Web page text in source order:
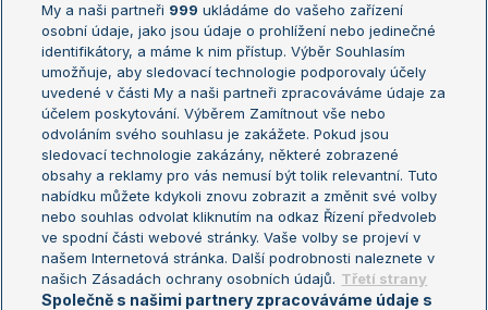
Žebříček ATP (muži)
Žebříček WTA (ženy)
Sázkařský žebříček
Australian Open
French Open
Wimbledon
US Open
Turnaj mistrů
Turnaj mistryň
Aktualní trendy
Fotbalové přestupy
Livesport Daily
LS Prague Open
My a naši partneři 999 ukládáme do vašeho zařízení
osobní údaje, jako jsou údaje o prohlížení nebo jedinečné
identifikátory, a máme k nim přístup. Výběr Souhlasím
umožňuje, aby sledovací technologie podporovaly účely
uvedené v části My a naši partneři zpracováváme údaje za
účelem poskytování. Výběrem Zamítnout vše nebo
odvoláním svého souhlasu je zakážete. Pokud jsou
sledovací technologie zakázány, některé zobrazené
obsahy a reklamy pro vás nemusí být tolik relevantní. Tuto
nabídku můžete kdykoli znovu zobrazit a změnit své volby
nebo souhlas odvolat kliknutím na odkaz Řízení předvoleb
ve spodní části webové stránky. Vaše volby se projeví v
našem Internetová stránka. Další podrobnosti naleznete v
našich Zásadách ochrany osobních údajů. Třetí strany
Společně s našimi partnery zpracováváme údaje s